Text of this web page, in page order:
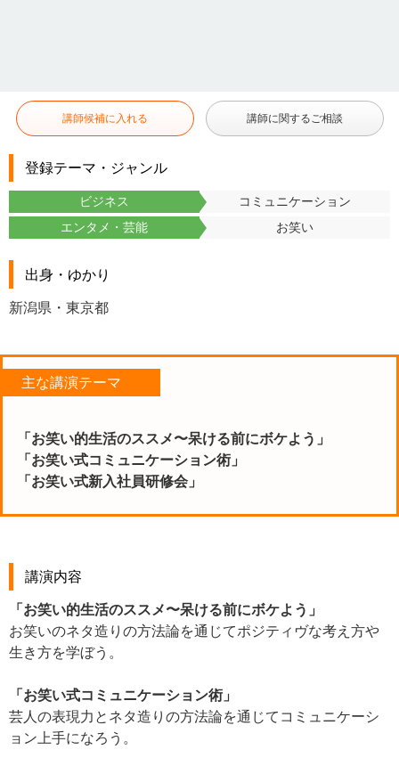
講師候補に入れる 講師に関するご相談
登録テーマ・ジャンル
ビジネス
コミュニケーション
エンタメ・芸能
お笑い
出身・ゆかり
新潟県・東京都
主な講演テーマ
「お笑い的生活のススメ〜呆ける前にボケよう」
「お笑い式コミュニケーション術」
「お笑い式新入社員研修会」
講演内容
「お笑い的生活のススメ〜呆ける前にボケよう」
お笑いのネタ造りの方法論を通じてポジティヴな考え方や
生き方を学ぼう。
「お笑い式コミュニケーション術」
芸人の表現力とネタ造りの方法論を通じてコミュニケーシ
ョン上手になろう。